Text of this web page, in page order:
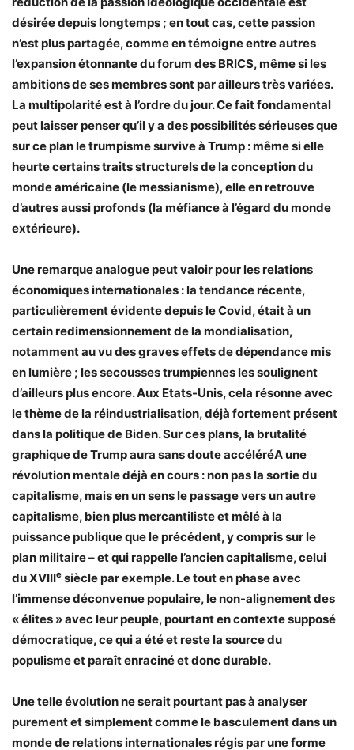
désirée depuis longtemps ; en tout cas, cette passion
n’est plus partagée, comme en témoigne entre autres
l’expansion étonnante du forum des BRICS, même si les
ambitions de ses membres sont par ailleurs très variées.
La multipolarité est à l’ordre du jour. Ce fait fondamental
peut laisser penser qu’il y a des possibilités sérieuses que
sur ce plan le trumpisme survive à Trump : même si elle
heurte certains traits structurels de la conception du
monde américaine (le messianisme), elle en retrouve
d’autres aussi profonds (la méfiance à l’égard du monde
extérieure).
Une remarque analogue peut valoir pour les relations
économiques internationales : la tendance récente,
particulièrement évidente depuis le Covid, était à un
certain redimensionnement de la mondialisation,
notamment au vu des graves effets de dépendance mis
en lumière ; les secousses trumpiennes les soulignent
d’ailleurs plus encore. Aux Etats-Unis, cela résonne avec
le thème de la réindustrialisation, déjà fortement présent
dans la politique de Biden. Sur ces plans, la brutalité
graphique de Trump aura sans doute accéléréA une
révolution mentale déjà en cours : non pas la sortie du
capitalisme, mais en un sens le passage vers un autre
capitalisme, bien plus mercantiliste et mêlé à la
puissance publique que le précédent, y compris sur le
plan militaire – et qui rappelle l’ancien capitalisme, celui
du XVIIIe siècle par exemple. Le tout en phase avec
l’immense déconvenue populaire, le non-alignement des
« élites » avec leur peuple, pourtant en contexte supposé
démocratique, ce qui a été et reste la source du
populisme et paraît enraciné et donc durable.
Une telle évolution ne serait pourtant pas à analyser
purement et simplement comme le basculement dans un
monde de relations internationales régis par une forme